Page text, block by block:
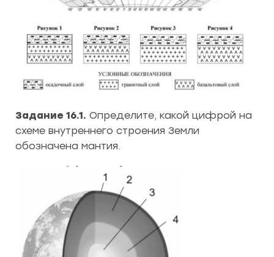
Задание 16.1. Определите, какой цифрой на
схеме внутреннего строения Земли
обозначена мантия.